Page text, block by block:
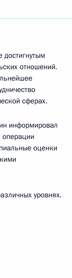
отношений.
сферах.
информировал
операции
оценки
уровнях.